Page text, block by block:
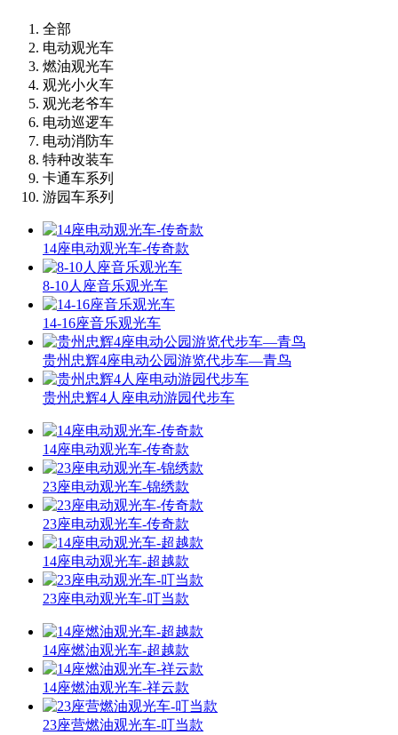
全部
电动观光车
燃油观光车
观光小火车
观光老爷车
电动巡逻车
电动消防车
特种改装车
卡通车系列
游园车系列
14座电动观光车-传奇款
8-10人座音乐观光车
14-16座音乐观光车
贵州忠辉4座电动公园游览代步车—青鸟
贵州忠辉4人座电动游园代步车
14座电动观光车-传奇款
23座电动观光车-锦绣款
23座电动观光车-传奇款
14座电动观光车-超越款
23座电动观光车-叮当款
14座燃油观光车-超越款
14座燃油观光车-祥云款
23座营燃油观光车-叮当款